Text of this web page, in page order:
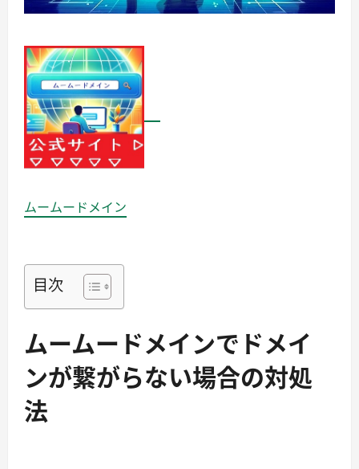
ムームードメイン
目次
ムームードメインでドメイ
ンが繋がらない場合の対処
法